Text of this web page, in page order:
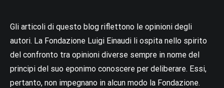
Gli articoli di questo blog riflettono le opinioni degli
autori. La Fondazione Luigi Einaudi li ospita nello spirito
del confronto tra opinioni diverse sempre in nome del
principi del suo eponimo conoscere per deliberare. Essi,
pertanto, non impegnano in alcun modo la Fondazione.